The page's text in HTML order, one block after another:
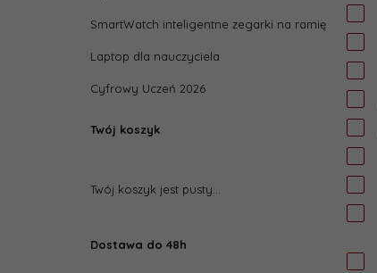
SmartWatch inteligentne zegarki na ramię
Laptop dla nauczyciela
Cyfrowy Uczeń 2026
Twój koszyk
Twój koszyk jest pusty...
Dostawa do 48h